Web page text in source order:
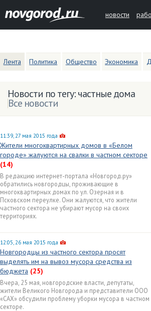
новости
Лента Политика Общество Экономика
Новости по тегу: частные дома
Все новости
11:39, 27 мая 2015 года
Жители многоквартирных домов в «Белом
городе» жалуются на свалки в частном секторе
(14)
В редакцию интернет-портала «Новгород.ру»
обратились новгородцы, проживающие в
многоквартирных домах по ул. Озерная и в
Псковском переулке. Они жалуются, что жители
частного сектора не убирают мусор на своих
территориях.
12:05, 26 мая 2015 года
Новгородцы из частного сектора просят
выделять им на вывоз мусора средства из
бюджета (25)
Вчера, 25 мая, новгородские власти, депутаты,
жители Великого Новгорода и представители ООО
«САХ» обсудили проблему уборки мусора в частном
секторе.